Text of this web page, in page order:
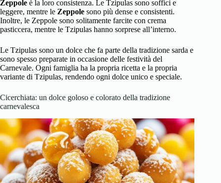
Zeppole è la loro consistenza. Le Tzipulas sono soffici e
leggere, mentre le Zeppole sono più dense e consistenti.
Inoltre, le Zeppole sono solitamente farcite con crema
pasticcera, mentre le Tzipulas hanno sorprese all’interno.
Le Tzipulas sono un dolce che fa parte della tradizione sarda e
sono spesso preparate in occasione delle festività del
Carnevale. Ogni famiglia ha la propria ricetta e la propria
variante di Tzipulas, rendendo ogni dolce unico e speciale.
Cicerchiata: un dolce goloso e colorato della tradizione
carnevalesca